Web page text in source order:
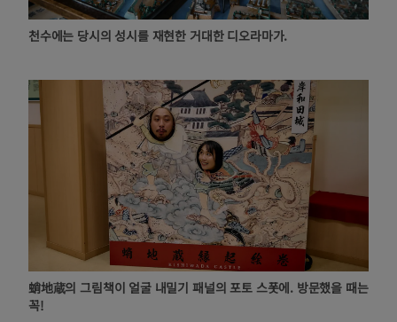
천수에는 당시의 성시를 재현한 거대한 디오라마가.
蛸地蔵의 그림책이 얼굴 내밀기 패널의 포토 스폿에. 방문했을 때는
꼭!